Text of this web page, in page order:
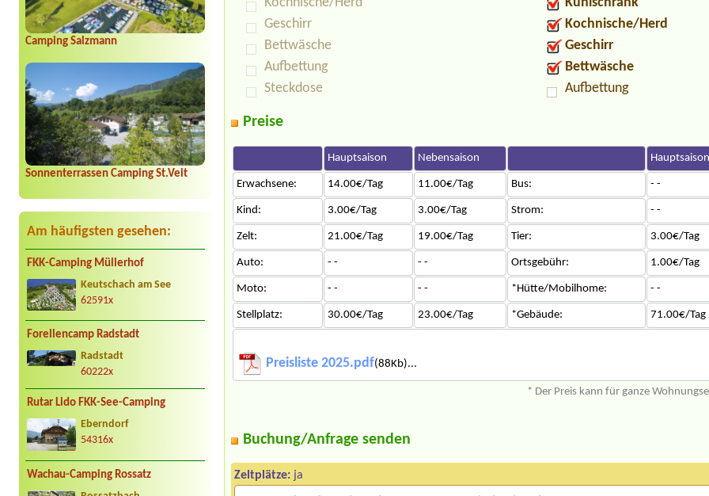
Camping Salzmann
Sonnenterrassen Camping St.Veit
Am häufigsten gesehen:
FKK-Camping Müllerhof
Keutschach am See
62591x
Forellencamp Radstadt
Radstadt
60222x
Rutar Lido FKK-See-Camping
Eberndorf
54316x
Wachau-Camping Rossatz
Geschirr
Bettwäsche
Aufbettung
Steckdose
Kochnische/Herd
Geschirr
Bettwäsche
Aufbettung
Preise
Hauptsaison Nebensaison Hauptsaison
Erwachsene: 14.00€/Tag 11.00€/Tag Bus: - -
Kind: 3.00€/Tag 3.00€/Tag Strom: - -
Zelt: 21.00€/Tag 19.00€/Tag Tier: 3.00€/Tag
Auto: - - - - Ortsgebühr: 1.00€/Tag
Moto: - - - - *Hütte/Mobilhome: - -
Stellplatz: 30.00€/Tag 23.00€/Tag *Gebäude: 71.00€/Tag
Preisliste 2025.pdf(88Kb)...
* Der Preis kann für ganze
Buchung/Anfrage senden
Zeltplätze: ja